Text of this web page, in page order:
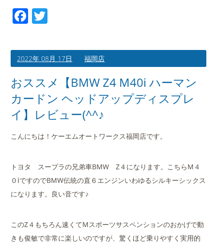
Facebook
2022年 08月 17日 福岡店
おススメ【BMW Z4 M40i ハーマン
カードン ヘッドアップディスプレ
イ】レビュー(^^♪
こんにちは！ケーエムオートワークス福岡店です。
トヨタ スープラの兄弟車BMW Z４になります。こちらM４
０ⅰですのでBMW伝統の直６エンジンいわゆるシルキーシックス
になります。良い音です♪
このZ４もちろん速くてMスポーツサスペンションのおかげで動
きも俊敏で非常に楽しいのですが、驚くほど乗りやすく実用的